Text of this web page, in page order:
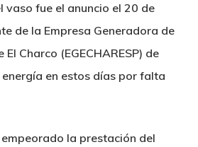
vaso fue el anuncio el 20 de
de la Empresa Generadora de
Charco (EGECHARESP) de
en estos días por falta
la prestación del